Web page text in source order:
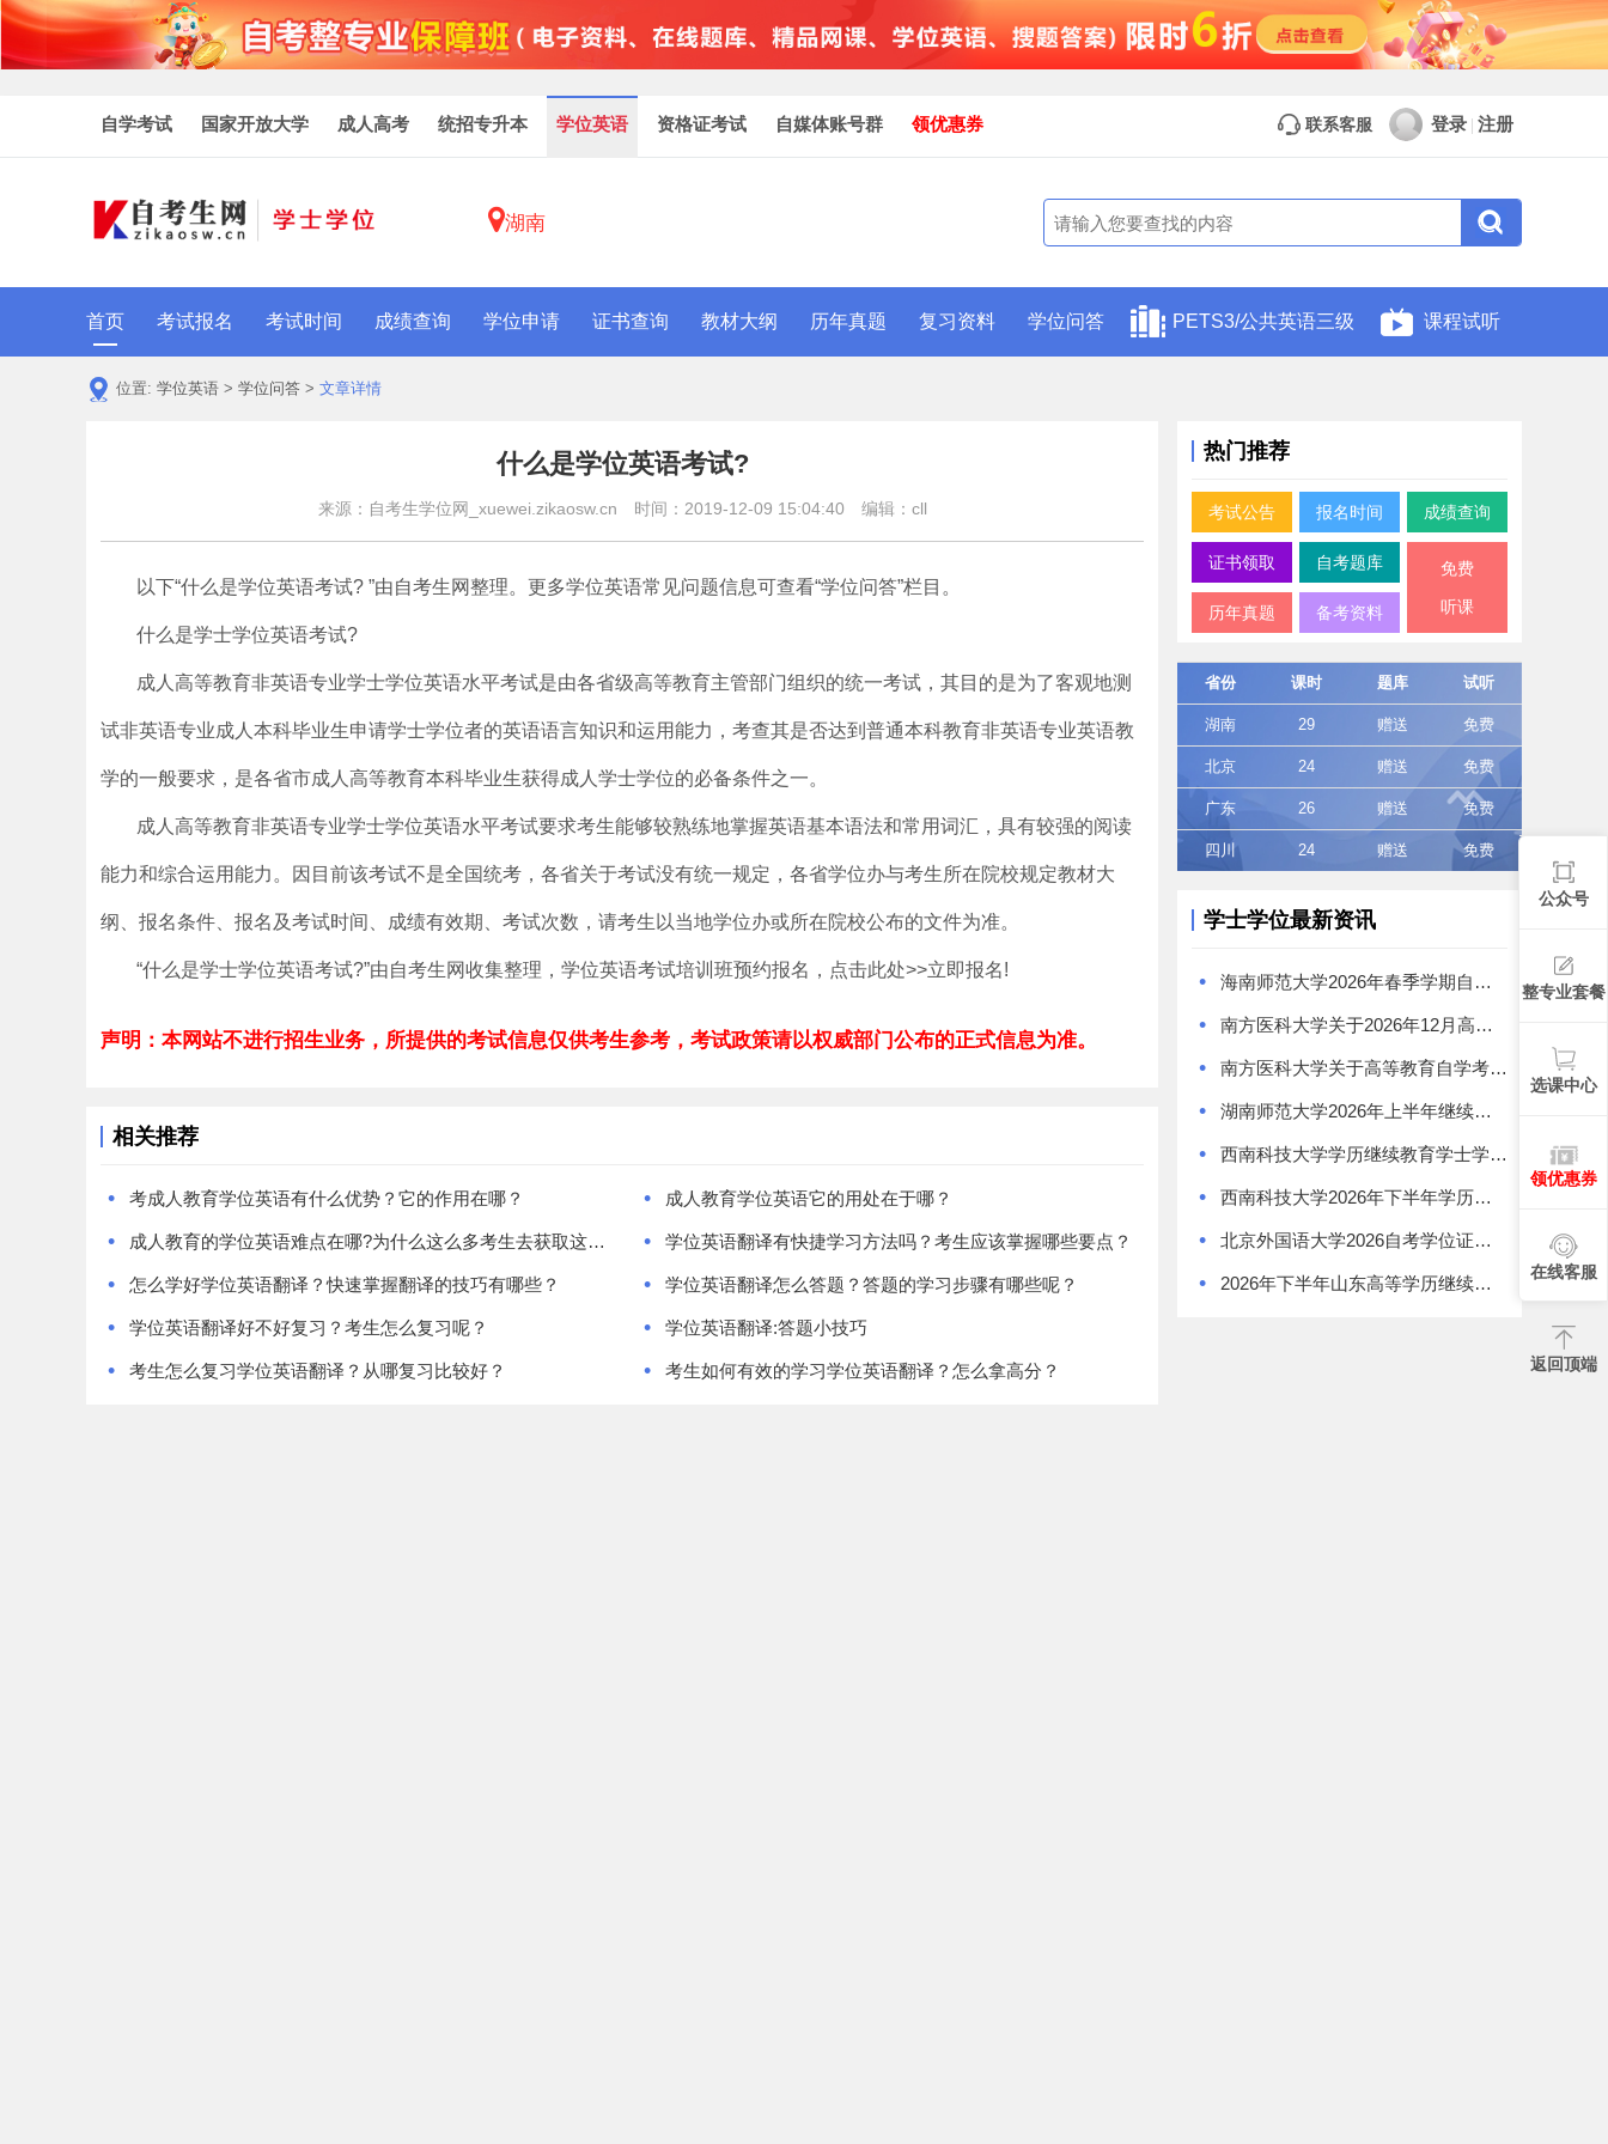
自学考试 国家开放大学 成人高考 统招专升本 学位英语 资格证考试 自媒体账号群 领优惠券 联系客服 登录 注册
湖南
首页 考试报名 考试时间 成绩查询 学位申请 证书查询 教材大纲 历年真题 复习资料 学位问答 PETS3/公共英语三级 课程试听
位置: 学位英语 > 学位问答 > 文章详情
什么是学位英语考试?
来源：自考生学位网_xuewei.zikaosw.cn 时间：2019-12-09 15:04:40 编辑：cll
以下“什么是学位英语考试? ”由自考生网整理。更多学位英语常见问题信息可查看“学位问答”栏目。
什么是学士学位英语考试?
成人高等教育非英语专业学士学位英语水平考试是由各省级高等教育主管部门组织的统一考试，其目的是为了客观地测
试非英语专业成人本科毕业生申请学士学位者的英语语言知识和运用能力，考查其是否达到普通本科教育非英语专业英语教
学的一般要求，是各省市成人高等教育本科毕业生获得成人学士学位的必备条件之一。
成人高等教育非英语专业学士学位英语水平考试要求考生能够较熟练地掌握英语基本语法和常用词汇，具有较强的阅读
能力和综合运用能力。因目前该考试不是全国统考，各省关于考试没有统一规定，各省学位办与考生所在院校规定教材大
纲、报名条件、报名及考试时间、成绩有效期、考试次数，请考生以当地学位办或所在院校公布的文件为准。
“什么是学士学位英语考试?”由自考生网收集整理，学位英语考试培训班预约报名，点击此处>>立即报名!
声明：本网站不进行招生业务，所提供的考试信息仅供考生参考，考试政策请以权威部门公布的正式信息为准。
相关推荐
• 考成人教育学位英语有什么优势？它的作用在哪？ • 成人教育学位英语它的用处在于哪？
• 成人教育的学位英语难点在哪?为什么这么多考生去获取这个文凭？ • 学位英语翻译有快捷学习方法吗？考生应该掌握哪些要点？
• 怎么学好学位英语翻译？快速掌握翻译的技巧有哪些？ • 学位英语翻译怎么答题？答题的学习步骤有哪些呢？
• 学位英语翻译好不好复习？考生怎么复习呢？ • 学位英语翻译:答题小技巧
• 考生怎么复习学位英语翻译？从哪复习比较好？ • 考生如何有效的学习学位英语翻译？怎么拿高分？
热门推荐
考试公告 报名时间 成绩查询
证书领取 自考题库
历年真题 备考资料
免费
听课
省份 课时 题库 试听
湖南 29 赠送 免费
北京 24 赠送 免费
广东 26 赠送 免费
四川 24 赠送 免费
学士学位最新资讯
• 海南师范大学2026年春季学期自学考试本科毕业生学士学位证书领取通知
• 南方医科大学关于2026年12月高等教育自学考试学位工作的通知
• 南方医科大学关于高等教育自学考试《食品卫生与营养学》专业学位授予问题的特别提醒
• 湖南师范大学2026年上半年继续教育学士学位证书领取通知
• 西南科技大学学历继续教育学士学位授予办法
• 西南科技大学2026年下半年学历继续教育学士学位申请通知
• 北京外国语大学2026自考学位证书领取通知
• 2026年下半年山东高等学历继续教育学士学位外语考试报名须知
公众号
整专业套餐
选课中心
领优惠券
在线客服
返回顶端